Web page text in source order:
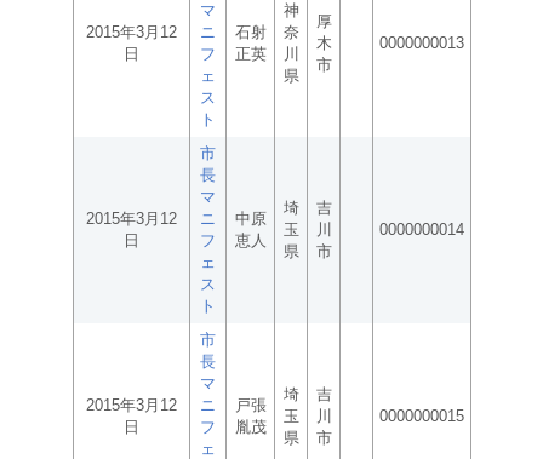
2015年3月12
日
マ
ニ
フ
ェ
ス
ト
石射
正英
神
奈
川
県
厚
木
市
0000000013
2015年3月12
日
市
長
マ
ニ
フ
ェ
ス
ト
中原
恵人
埼
玉
県
吉
川
市
0000000014
2015年3月12
日
市
長
マ
ニ
フ
ェ
戸張
胤茂
埼
玉
県
吉
川
市
0000000015